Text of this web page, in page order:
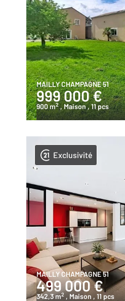
MAILLY CHAMPAGNE 51
999 000 €
900 m2 , Maison, 11 pcs
Exclusivité
MAILLY CHAMPAGNE 51
499 000 €
342,3 m2 , Maison , 11 pcs